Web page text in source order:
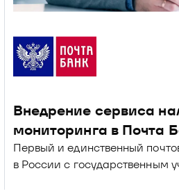
Внедрение сервиса
мониторинга в Почта
Первый и единственный
в России с государственным